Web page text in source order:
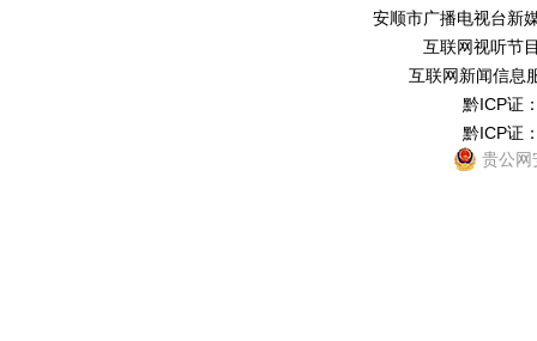
安顺市广播电视台新
互联网视听节
互联网新闻信息
黔ICP证
黔ICP证
贵公